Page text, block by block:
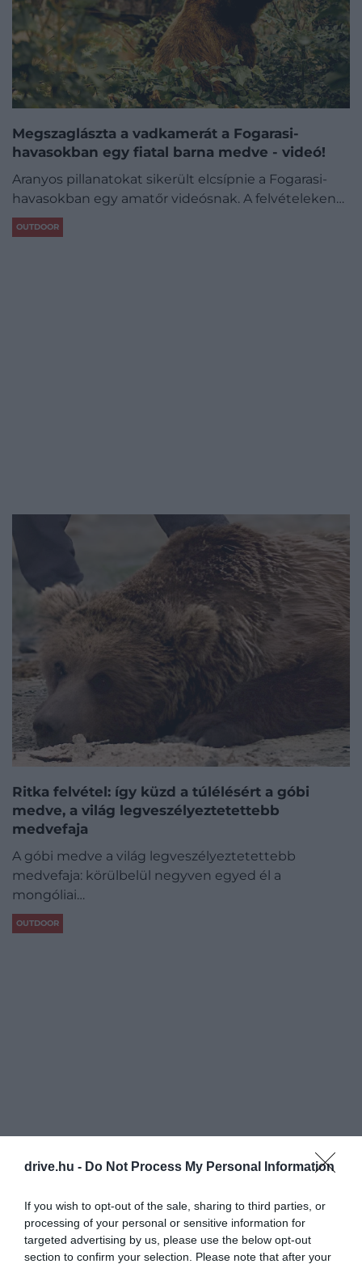
drive.hu - Do Not Process My Personal Information
If you wish to opt-out of the sale, sharing to third parties, or
processing of your personal or sensitive information for
targeted advertising by us, please use the below opt-out
section to confirm your selection. Please note that after your
Megszaglászta a vadkamerát a Fogarasi-
havasokban egy fiatal barna medve - videó!
Aranyos pillanatokat sikerült elcsípnie a Fogarasi-
havasokban egy amatőr videósnak. A felvételeken…
OUTDOOR
Ritka felvétel: így küzd a túlélésért a góbi
medve, a világ legveszélyeztetettebb
medvefaja
A góbi medve a világ legveszélyeztetettebb
medvefaja: körülbelül negyven egyed él a
mongóliai…
OUTDOOR